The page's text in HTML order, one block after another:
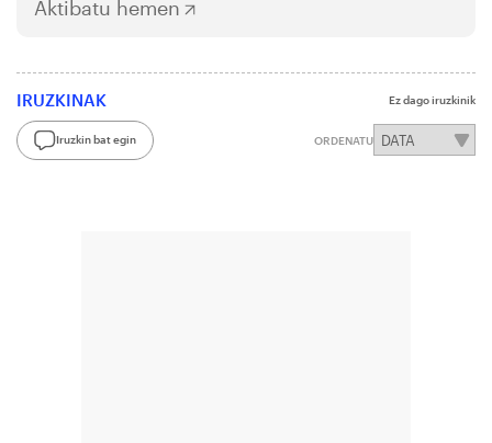
Aktibatu hemen
IRUZKINAK Ez dago iruzkinik
Iruzkin bat egin ORDENATU